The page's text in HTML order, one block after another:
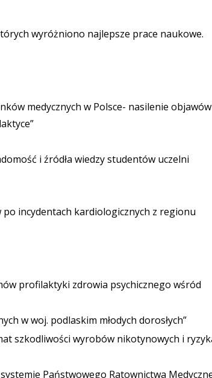
wyróżniono najlepsze prace naukowe.
medycznych w Polsce- nasilenie objawów
i źródła wiedzy studentów uczelni
po incydentach kardiologicznych z regionu
profilaktyki zdrowia psychicznego wśród
w woj. podlaskim młodych dorosłych”
szkodliwości wyrobów nikotynowych i
Państwowego Ratownictwa